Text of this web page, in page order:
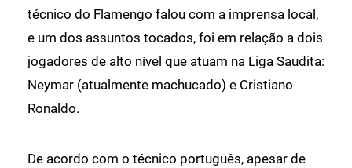
técnico do Flamengo falou com a imprensa local,
e um dos assuntos tocados, foi em relação a dois
jogadores de alto nível que atuam na Liga Saudita:
Neymar (atualmente machucado) e Cristiano
Ronaldo.
De acordo com o técnico português, apesar de